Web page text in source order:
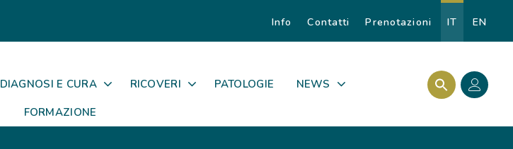
Info Contatti Prenotazioni IT EN
DIAGNOSI E CURA RICOVERI PATOLOGIE
NEWS
FORMAZIONE
Search for:
Search